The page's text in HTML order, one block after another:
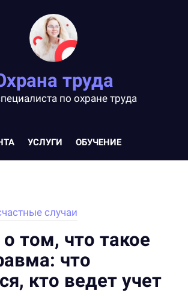
труда
по охране труда
УСЛУГИ ОБУЧЕНИЕ
случаи
о том, что такое
что
кто ведет учет